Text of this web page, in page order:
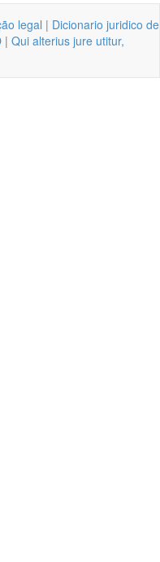
legal | Dicionario juridico de
| Qui alterius jure utitur,